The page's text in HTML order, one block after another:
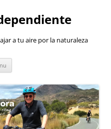
a tu aire por la naturaleza